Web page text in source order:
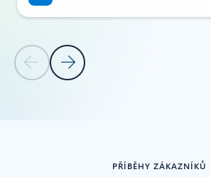
Předchozí snímek
Další snímek
PŘÍBĚHY ZÁKAZNÍKŮ